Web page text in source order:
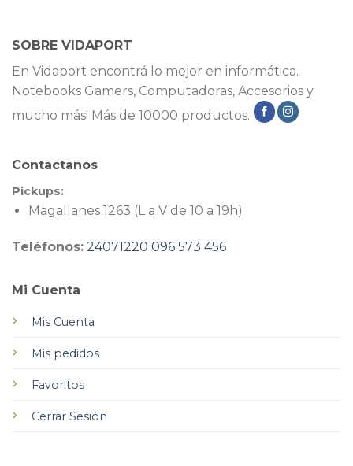
SOBRE VIDAPORT
En Vidaport encontrá lo mejor en informática.
Notebooks Gamers, Computadoras, Accesorios y
mucho más! Más de 10000 productos.
Mi Cuenta
Mis Cuenta
Mis pedidos
Favoritos
Cerrar Sesión
Contactanos
Pickups:
Magallanes 1263 (L a V de 10 a 19h)
Teléfonos: 24071220 096 573 456